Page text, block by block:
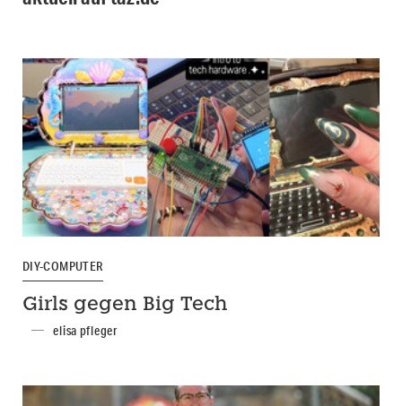
DIY-COMPUTER
Girls gegen Big Tech
elisa pfleger